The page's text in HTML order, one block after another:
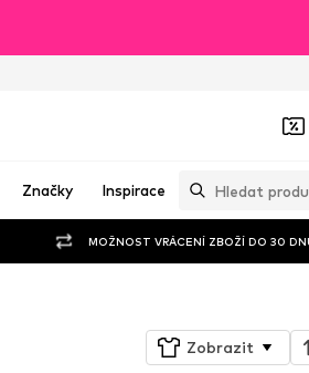
Značky Inspirace
MOŽNOST VRÁCENÍ ZBOŽÍ DO 30
Zobrazit